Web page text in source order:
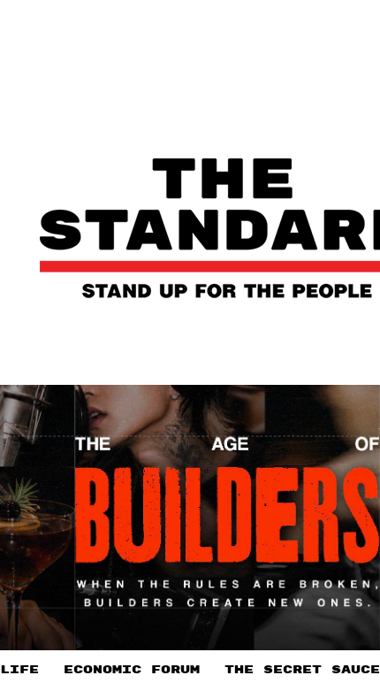
LIFE ECONOMIC FORUM THE SECRET SAUCE​